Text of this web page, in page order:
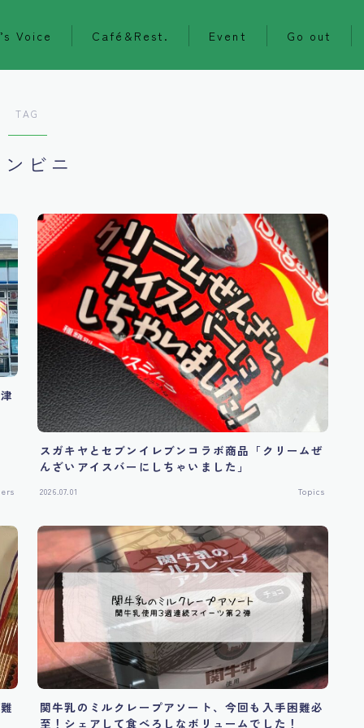
Voice Café&Rest. Event Go out
TAG
ビニ
スガキヤとセブンイレブンコラボ商品「クリームぜ
んざいアイスバーにしちゃいました」
2026.07.01 Topics
関牛乳のミルクレープアソート、今回も入手困難必
至！シェアして食べろしなボリュームでした！